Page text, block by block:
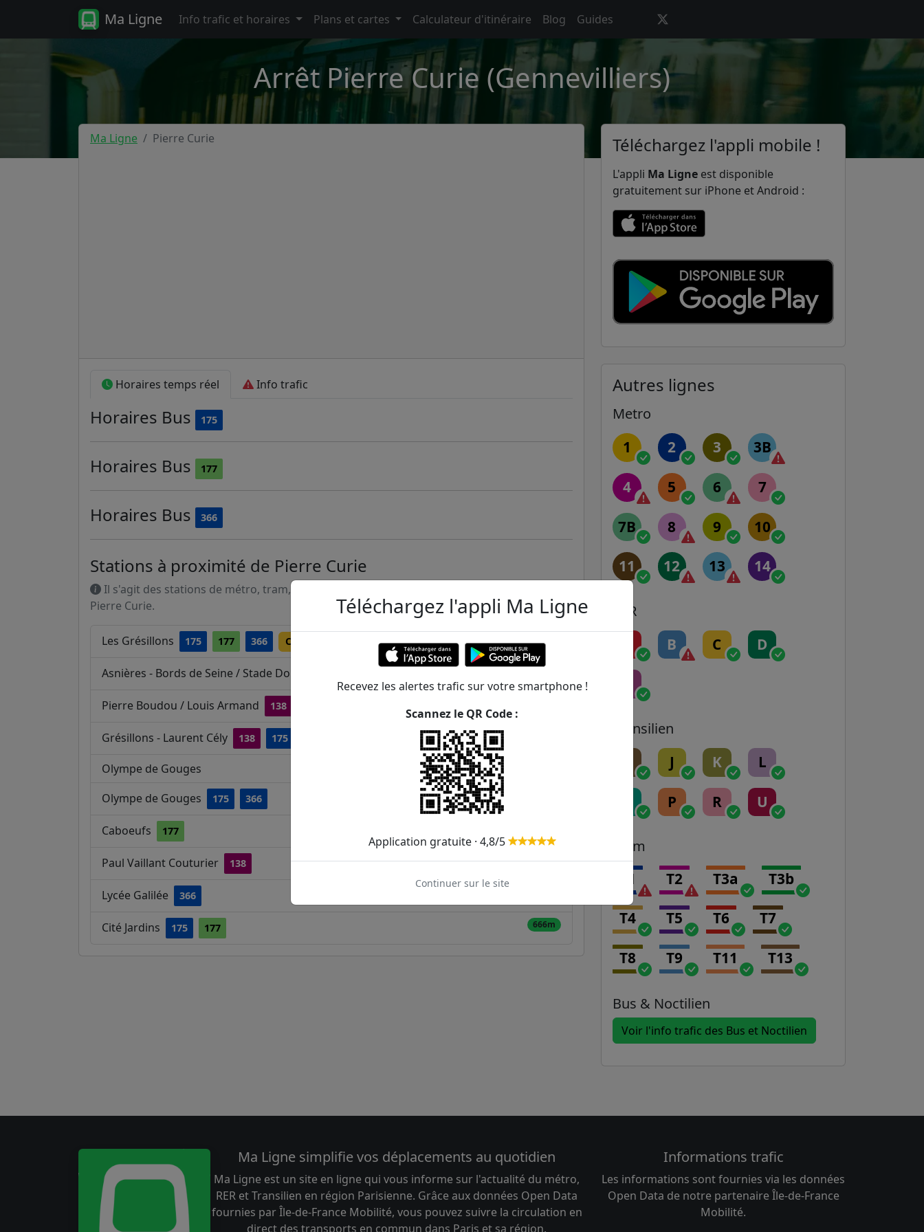
Ma Ligne Info trafic et horaires Plans et cartes Calculateur d'itinéraire Blog Guides
Arrêt Pierre Curie (Gennevilliers)
Ma Ligne Pierre Curie
Horaires temps réel Info trafic
Horaires Bus 175
Horaires Bus 177
Horaires Bus 366
Stations à proximité de Pierre Curie
Il s'agit des stations de métro, tram, RER et transilien situées à moins de 1km de la gare
Pierre Curie.
Les Grésillons 175 177 366 C
Asnières - Bords de Seine / Stade Dominique Rocheteau 266m
Pierre Boudou / Louis Armand 138
Grésillons - Laurent Cély 138 175
Olympe de Gouges
Olympe de Gouges 175 366
Caboeufs 177
Paul Vaillant Couturier 138 539m
Lycée Galilée 366
Cité Jardins 175 177 666m
Téléchargez l'appli mobile !
L'appli Ma Ligne est disponible
gratuitement sur iPhone et Android :
Autres lignes
Metro
1 2 3 3B
4 5 6 7
7B 8 9 10
11 12 13 14
RER
B C D
Transilien
J K L
P R U
Tram
T1 T2 T3a T3b
T4 T5 T6 T7
T8 T9 T11 T13
Bus & Noctilien
Voir l'info trafic des Bus et Noctilien
Ma Ligne simplifie vos déplacements au quotidien
Ma Ligne est un site en ligne qui vous informe sur l'actualité du métro,
RER et Transilien en région Parisienne. Grâce aux données Open Data
fournies par Île-de-France Mobilité, vous pouvez suivre la circulation en
direct des transports en commun dans Paris et sa région.
Informations trafic
Les informations sont fournies via les données
Open Data de notre partenaire Île-de-France
Mobilité.
Téléchargez l'appli Ma Ligne
Recevez les alertes trafic sur votre smartphone !
Scannez le QR Code :
Application gratuite · 4,8/5
Continuer sur le site